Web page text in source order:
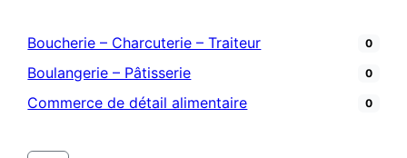
Boucherie – Charcuterie – Traiteur 0
Boulangerie – Pâtisserie 0
Commerce de détail alimentaire 0